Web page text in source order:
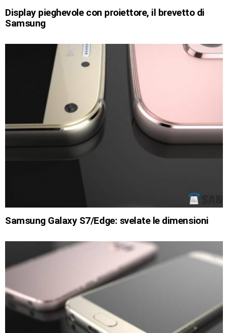
Display pieghevole con proiettore, il brevetto di
Samsung
Samsung Galaxy S7/Edge: svelate le dimensioni